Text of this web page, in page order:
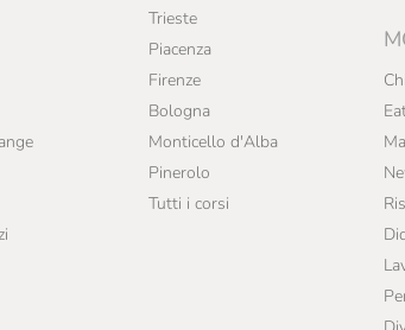
Trieste
Piacenza
Firenze
Bologna
Monticello d'Alba
Pinerolo
Tutti i corsi